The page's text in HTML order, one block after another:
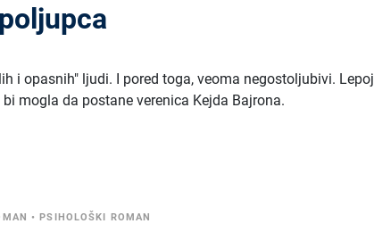
i opasnih" ljudi. I pored toga, veoma negostoljubivi. Lepoj
mogla da postane verenica Kejda Bajrona.
•PSIHOLOŠKI ROMAN